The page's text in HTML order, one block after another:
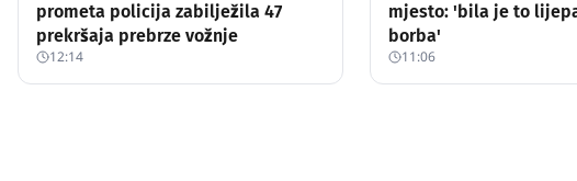
prometa policija zabilježila 47
prekršaja prebrze vožnje
12:14
mjesto: 'bila je to
borba'
11:06